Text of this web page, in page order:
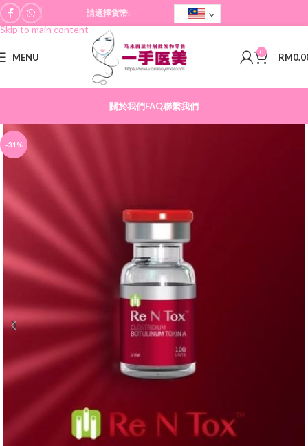
Skip to navigation
Skip to main content
請選擇貨幣:
MENU 0 RM
關於我們FAQ聯繫我們
-31%